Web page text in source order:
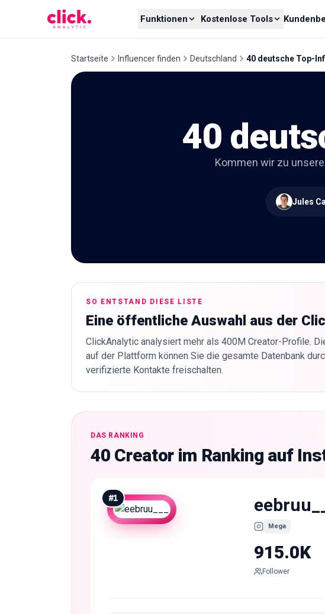
Funktionen Kostenlose Tools
Startseite Influencer finden Deutschland 40 deutsche Top-
40
Kommen wir zu
Jules
SO ENTSTAND DIESE LISTE
Eine öffentliche Auswahl aus der
ClickAnalytic analysiert mehr als 400M Creator-Profile.
auf der Plattform können Sie die gesamte Datenbank
verifizierte Kontakte freischalten.
DAS RANKING
40 Creator im Ranking auf
#1
Mega
915.0K
Follower